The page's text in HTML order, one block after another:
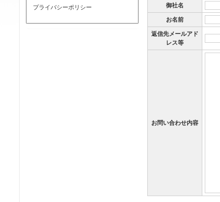
御社名
お名前
返信先メールアド
レス等
お問い合わせ内容
プライバシーポリシー